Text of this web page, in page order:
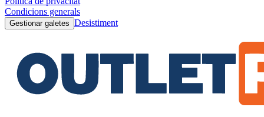
Condicions generals
Gestionar galetes Desistiment